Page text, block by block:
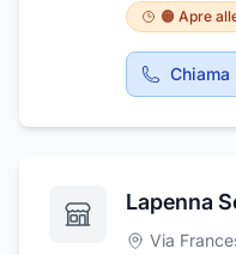
articoli delle
per regali
perle, fedi
orologi,
misura.
🟠 Apre
Chiama
Lapenna
Via